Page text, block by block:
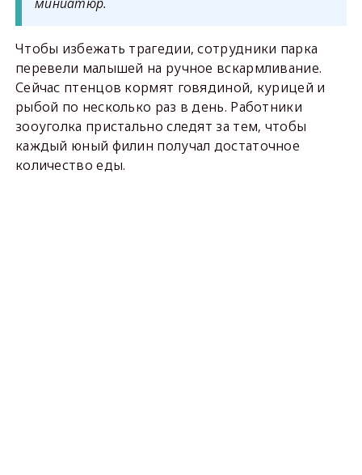
Чтобы избежать трагедии, сотрудники парка
перевели малышей на ручное вскармливание.
Сейчас птенцов кормят говядиной, курицей и
рыбой по несколько раз в день. Работники
зооуголка пристально следят за тем, чтобы
каждый юный филин получал достаточное
количество еды.